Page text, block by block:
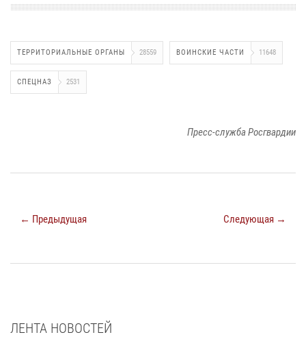
ТЕРРИТОРИАЛЬНЫЕ ОРГАНЫ 28559 ВОИНСКИЕ ЧАСТИ 11648
СПЕЦНАЗ 2531
Пресс-служба Росгвардии
← Предыдущая Следующая →
ЛЕНТА НОВОСТЕЙ